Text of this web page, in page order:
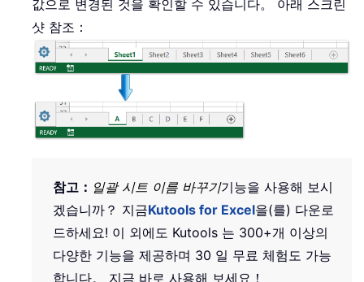
값으로 변경된 것을 확인할 수 있습니다。 아래 스크린
샷 참조：
참고： 일괄 시트 이름 바꾸기기능을 사용해 보시
겠습니까？ 지금Kutools for Excel을(를) 다운로
드하세요! 이 외에도 Kutools 는 300+개 이상의
다양한 기능을 제공하며 30 일 무료 체험도 가능
합니다。 지금 바로 사용해 보세요！